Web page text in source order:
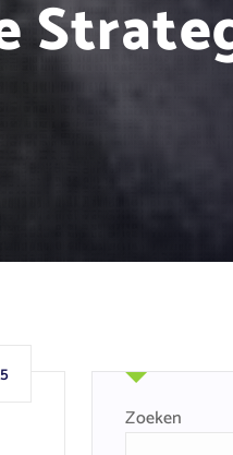
Zoeken